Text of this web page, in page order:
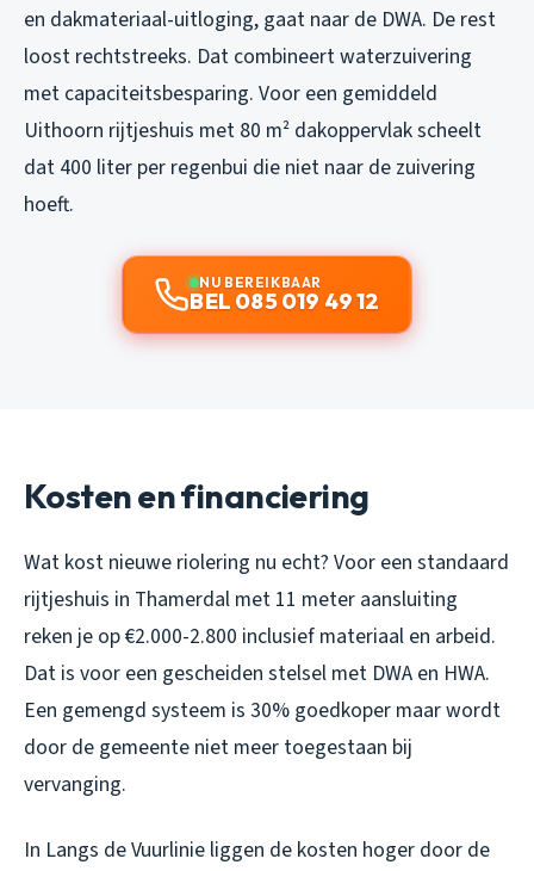
en dakmateriaal-uitloging, gaat naar de DWA. De rest
loost rechtstreeks. Dat combineert waterzuivering
met capaciteitsbesparing. Voor een gemiddeld
Uithoorn rijtjeshuis met 80 m² dakoppervlak scheelt
dat 400 liter per regenbui die niet naar de zuivering
hoeft.
NU BEREIKBAAR
BEL 085 019 49 12
Kosten en financiering
Wat kost nieuwe riolering nu echt? Voor een standaard
rijtjeshuis in Thamerdal met 11 meter aansluiting
reken je op €2.000-2.800 inclusief materiaal en arbeid.
Dat is voor een gescheiden stelsel met DWA en HWA.
Een gemengd systeem is 30% goedkoper maar wordt
door de gemeente niet meer toegestaan bij
vervanging.
In Langs de Vuurlinie liggen de kosten hoger door de